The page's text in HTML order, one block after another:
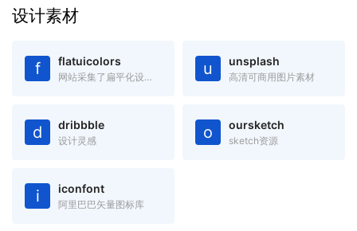
设计素材
f flatuicolors
网站采集了扁平化设计中最受欢迎的色彩，绝对是您进行扁平设计的必备工具，可以吸取复制任何你看中的色彩。 u unsplash
高清可商用图片素材
d dribbble
设计灵感 o oursketch
sketch资源
i iconfont
阿里巴巴矢量图标库